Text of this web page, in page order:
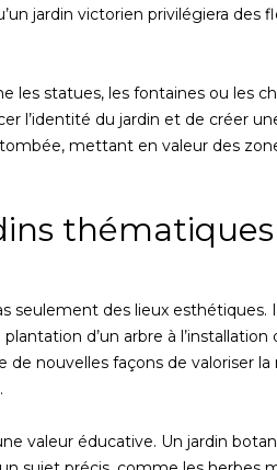
jardin victorien privilégiera des
les statues, les fontaines ou les
l’identité du jardin et de créer
mettant en valeur des
seulement des lieux esthétiques.
d’un arbre à l’installation
de nouvelles façons de valoriser
valeur éducative. Un jardin